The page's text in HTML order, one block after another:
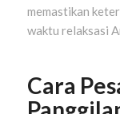
memastikan
waktu relaksasi
Cara